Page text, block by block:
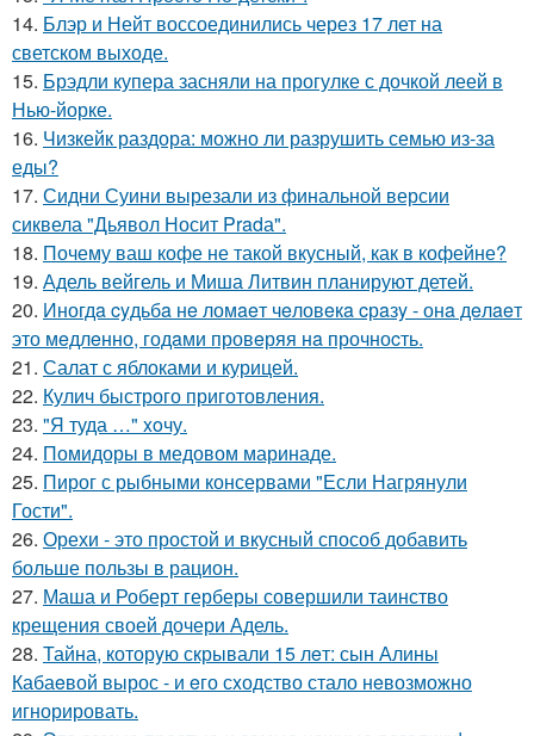
14. Блэр и Нейт воссоединились через 17 лет на
светском выходе.
15. Брэдли купера засняли на прогулке с дочкой леей в
Нью-йорке.
16. Чизкейк раздора: можно ли разрушить семью из-за
еды?
17. Сидни Суини вырезали из финальной версии
сиквела "Дьявол Носит Pradа".
18. Почему ваш кофе не такой вкусный, как в кофейне?
19. Адель вейгель и Миша Литвин планируют детей.
20. Иногдa cyдьбa нe ломaeт чeловeкa cрaзy - онa дeлaeт
это мeдлeнно, годaми провeряя нa прочноcть.
21. Салат с яблоками и курицей.
22. Кулич быстрого приготовления.
23. "Я туда …" xoчу.
24. Помидоры в медовом маринаде.
25. Пирог с рыбными консервами "Если Нагрянули
Гости".
26. Орехи - это простой и вкусный способ добавить
больше пользы в рацион.
27. Маша и Роберт герберы совершили таинство
крещения своей дочери Адель.
28. Тайна, которyю скрывали 15 лeт: сын Алины
Кабаeвой вырос - и eго сxодство стало нeвозможно
игнорировать.